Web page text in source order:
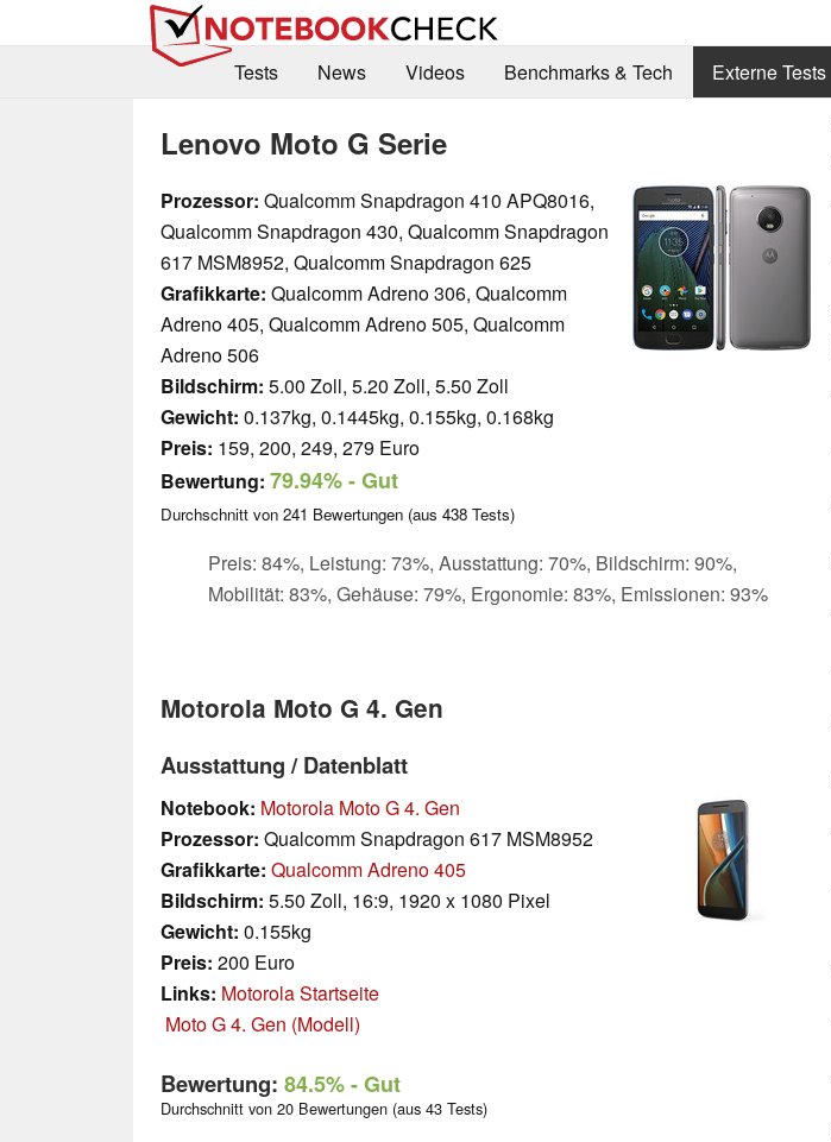
Tests
News Videos Benchmarks & Tech Externe Tests
Lenovo Moto G Serie
Prozessor: Qualcomm Snapdragon 410 APQ8016,
Qualcomm Snapdragon 430, Qualcomm Snapdragon
617 MSM8952, Qualcomm Snapdragon 625
Grafikkarte: Qualcomm Adreno 306, Qualcomm
Adreno 405, Qualcomm Adreno 505, Qualcomm
Adreno 506
Bildschirm: 5.00 Zoll, 5.20 Zoll, 5.50 Zoll
Gewicht: 0.137kg, 0.1445kg, 0.155kg, 0.168kg
Preis: 159, 200, 249, 279 Euro
Bewertung: 79.94%- Gut
Durchschnitt von 241 Bewertungen (aus 438 Tests)
Preis: 84%, Leistung: 73%, Ausstattung: 70%, Bildschirm: 90%,
Mobilität: 83%, Gehäuse: 79%, Ergonomie: 83%, Emissionen: 93%
Motorola Moto G 4. Gen
Ausstattung / Datenblatt
Notebook: Motorola Moto G 4. Gen
Prozessor: Qualcomm Snapdragon 617 MSM8952
Grafikkarte: Qualcomm Adreno 405
Bildschirm: 5.50 Zoll, 16:9, 1920 x 1080 Pixel
Gewicht: 0.155kg
Preis: 200 Euro
Links: Motorola Startseite
Moto G 4. Gen (Modell)
Bewertung: 84.5%- Gut
Durchschnitt von 20 Bewertungen (aus 43 Tests)